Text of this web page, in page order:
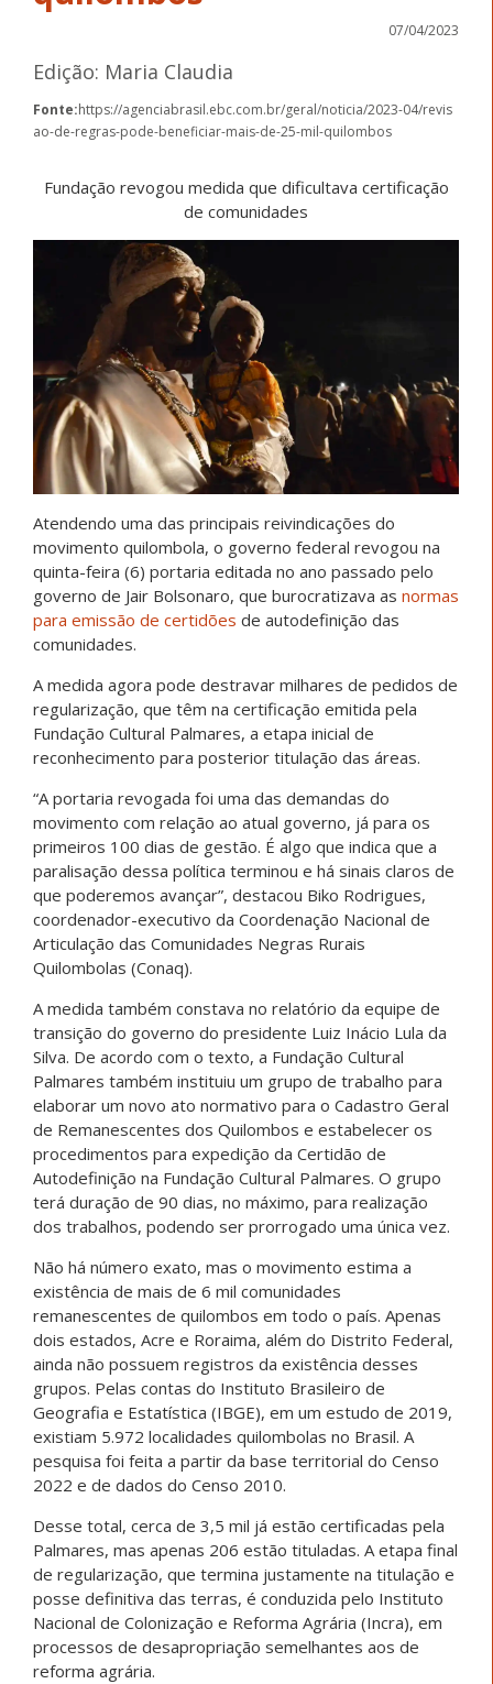
07/04/2023
Edição: Maria Claudia
Fonte:https://agenciabrasil.ebc.com.br/geral/noticia/2023-04/revis
ao-de-regras-pode-beneficiar-mais-de-25-mil-quilombos
Fundação revogou medida que dificultava certificação
de comunidades
Atendendo uma das principais reivindicações do
movimento quilombola, o governo federal revogou na
quinta-feira (6) portaria editada no ano passado pelo
governo de Jair Bolsonaro, que burocratizava as normas
para emissão de certidões de autodefinição das
comunidades.
A medida agora pode destravar milhares de pedidos de
regularização, que têm na certificação emitida pela
Fundação Cultural Palmares, a etapa inicial de
reconhecimento para posterior titulação das áreas.
“A portaria revogada foi uma das demandas do
movimento com relação ao atual governo, já para os
primeiros 100 dias de gestão. É algo que indica que a
paralisação dessa política terminou e há sinais claros de
que poderemos avançar”, destacou Biko Rodrigues,
coordenador-executivo da Coordenação Nacional de
Articulação das Comunidades Negras Rurais
Quilombolas (Conaq).
A medida também constava no relatório da equipe de
transição do governo do presidente Luiz Inácio Lula da
Silva. De acordo com o texto, a Fundação Cultural
Palmares também instituiu um grupo de trabalho para
elaborar um novo ato normativo para o Cadastro Geral
de Remanescentes dos Quilombos e estabelecer os
procedimentos para expedição da Certidão de
Autodefinição na Fundação Cultural Palmares. O grupo
terá duração de 90 dias, no máximo, para realização
dos trabalhos, podendo ser prorrogado uma única vez.
Não há número exato, mas o movimento estima a
existência de mais de 6 mil comunidades
remanescentes de quilombos em todo o país. Apenas
dois estados, Acre e Roraima, além do Distrito Federal,
ainda não possuem registros da existência desses
grupos. Pelas contas do Instituto Brasileiro de
Geografia e Estatística (IBGE), em um estudo de 2019,
existiam 5.972 localidades quilombolas no Brasil. A
pesquisa foi feita a partir da base territorial do Censo
2022 e de dados do Censo 2010.
Desse total, cerca de 3,5 mil já estão certificadas pela
Palmares, mas apenas 206 estão tituladas. A etapa final
de regularização, que termina justamente na titulação e
posse definitiva das terras, é conduzida pelo Instituto
Nacional de Colonização e Reforma Agrária (Incra), em
processos de desapropriação semelhantes aos de
reforma agrária.